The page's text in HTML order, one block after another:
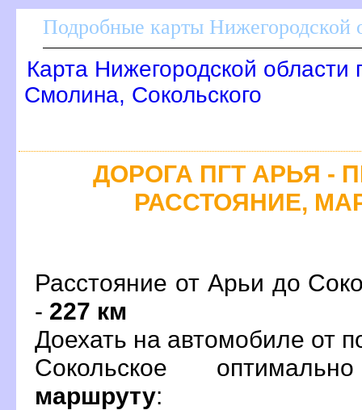
Подробные карты Нижегородской
Карта Нижегородской области
Смолина, Сокольского
ДОРОГА ПГТ АРЬЯ -
РАССТОЯНИЕ,
Расстояние от Арьи до
- 227 км
Доехать на автомобиле от
Сокольское
маршруту: